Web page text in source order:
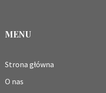
MENU
Strona główna
O nas